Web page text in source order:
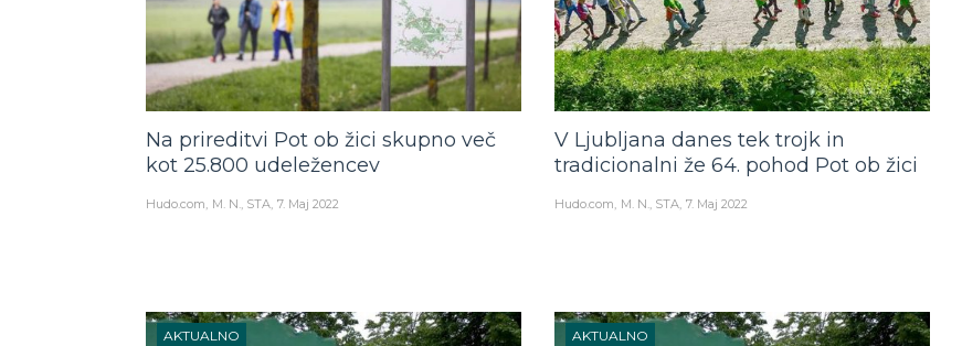
Na prireditvi Pot ob žici skupno več
kot 25.800 udeležencev
Hudo.com M. N., STA 7. Maj 2022
V Ljubljana danes tek trojk in
tradicionalni že 64. pohod Pot ob žici
Hudo.com M. N., STA 7. Maj 2022
AKTUALNO AKTUALNO